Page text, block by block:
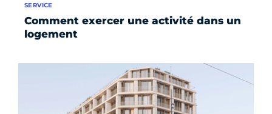
Comment exercer une activité dans un
logement
SERVICE